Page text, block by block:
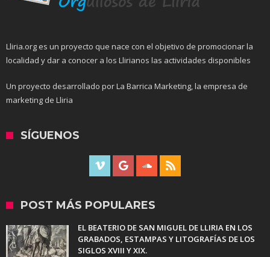
Lliria.org es un proyecto que nace con el objetivo de promocionar la
localidad y dar a conocer a los Llirianos las actividades disponibles
Un proyecto desarrollado por La Barrica Marketing, la empresa de
marketing de Lliria
SÍGUENOS
POST MÁS POPULARES
EL BEATERIO DE SAN MIGUEL DE LLIRIA EN LOS
GRABADOS, ESTAMPAS Y LITOGRAFÍAS DE LOS
SIGLOS XVIII Y XIX.